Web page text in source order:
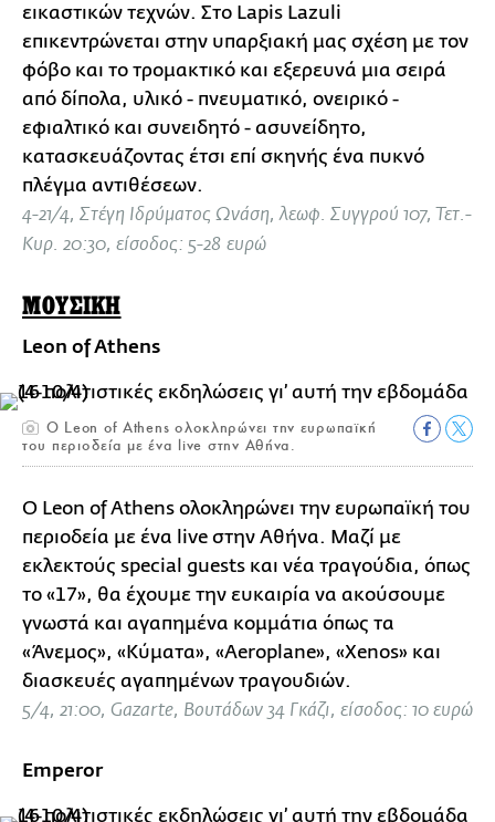
εικαστικών τεχνών. Στο Lapis Lazuli
επικεντρώνεται στην υπαρξιακή μας σχέση με τον
φόβο και το τρομακτικό και εξερευνά μια σειρά
από δίπολα, υλικό - πνευματικό, ονειρικό -
εφιαλτικό και συνειδητό - ασυνείδητο,
κατασκευάζοντας έτσι επί σκηνής ένα πυκνό
πλέγμα αντιθέσεων.
4-21/4, Στέγη Ιδρύματος Ωνάση, λεωφ. Συγγρού 107, Τετ.-
Κυρ. 20:30, είσοδος: 5-28 ευρώ
ΜΟΥΣΙΚΗ
Leon of Athens
Ο Leon of Athens ολοκληρώνει την ευρωπαϊκή
του περιοδεία με ένα live στην Αθήνα.
Ο Leon of Athens ολοκληρώνει την ευρωπαϊκή του
περιοδεία με ένα live στην Αθήνα. Μαζί με
εκλεκτούς special guests και νέα τραγούδια, όπως
το «17», θα έχουμε την ευκαιρία να ακούσουμε
γνωστά και αγαπημένα κομμάτια όπως τα
«Άνεμος», «Κύματα», «Aeroplane», «Xenos» και
διασκευές αγαπημένων τραγουδιών.
5/4, 21:00, Gazarte, Βουτάδων 34 Γκάζι, είσοδος: 10 ευρώ
Emperor